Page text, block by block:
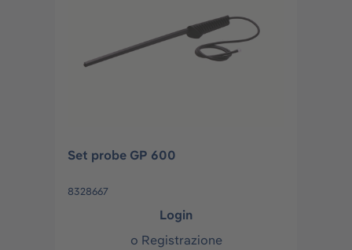
Set probe GP 600
8328667
Login
o Registrazione